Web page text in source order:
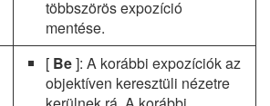
többszörös expozíció
mentése.
[ Be]: A korábbi expozíciók az
objektíven keresztüli nézetre